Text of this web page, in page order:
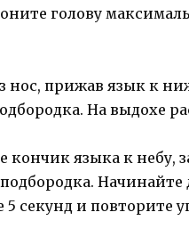
голову
нос, прижав язык к
На выдохе
кончик языка к небу,
5 секунд и повторите